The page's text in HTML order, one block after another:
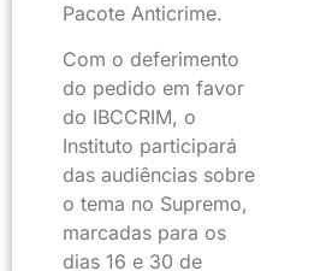
Pacote Anticrime.
Com o deferimento
do pedido em favor
do IBCCRIM, o
Instituto participará
das audiências sobre
o tema no Supremo,
marcadas para os
dias 16 e 30 de